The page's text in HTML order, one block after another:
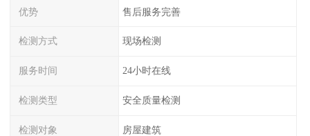
优势 售后服务完善
检测方式 现场检测
服务时间 24小时在线
检测类型 安全质量检测
检测对象 房屋建筑